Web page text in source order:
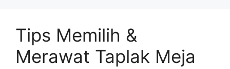
Tips Memilih &
Merawat Taplak Meja